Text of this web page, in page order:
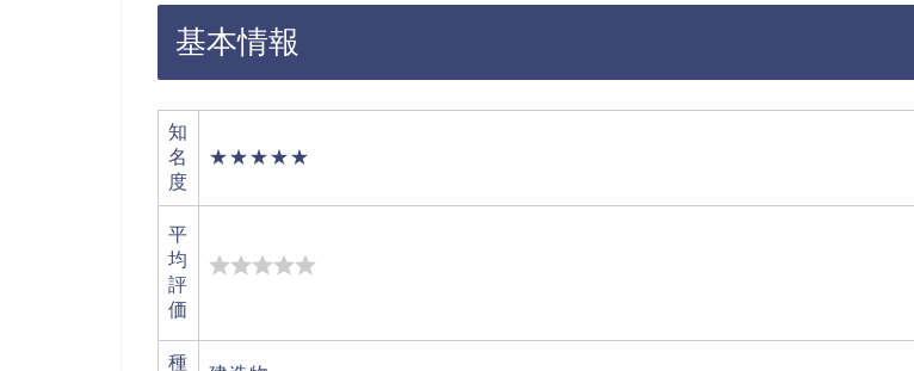
基本情報
知
名
度
★★★★★
平
均
評
価
種